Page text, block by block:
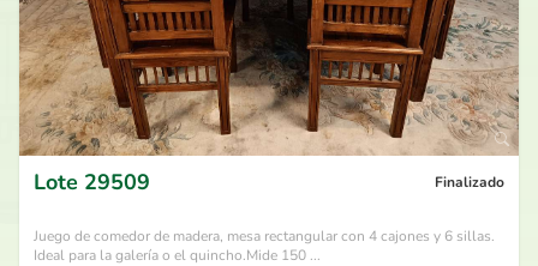
Lote 29509 Finalizado
Juego de comedor de madera, mesa rectangular con 4 cajones y 6 sillas.
Ideal para la galería o el quincho.Mide 150 ...